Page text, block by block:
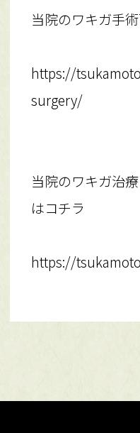
当院のワキガ手
https://
surgery/
当院のワキガ治
はコチラ
https://